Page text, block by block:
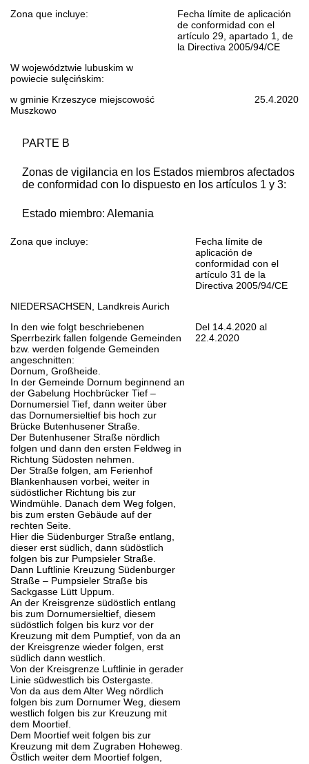
Zona que incluye:
Fecha límite de aplicación
de conformidad con el
artículo 29, apartado 1, de
la Directiva 2005/94/CE
W województwie lubuskim w
powiecie sulęcińskim:
w gminie Krzeszyce miejscowość
Muszkowo
25.4.2020
PARTE B
Zonas de vigilancia en los Estados miembros afectados
de conformidad con lo dispuesto en los artículos 1 y 3:
Estado miembro: Alemania
Zona que incluye:
Fecha límite de
aplicación de
conformidad con el
artículo 31 de la
Directiva 2005/94/CE
NIEDERSACHSEN, Landkreis Aurich
In den wie folgt beschriebenen
Sperrbezirk fallen folgende Gemeinden
bzw. werden folgende Gemeinden
angeschnitten:
Dornum, Großheide.
In der Gemeinde Dornum beginnend an
der Gabelung Hochbrücker Tief –
Dornumersiel Tief, dann weiter über
das Dornumersieltief bis hoch zur
Brücke Butenhusener Straße.
Der Butenhusener Straße nördlich
folgen und dann den ersten Feldweg in
Richtung Südosten nehmen.
Der Straße folgen, am Ferienhof
Blankenhausen vorbei, weiter in
südöstlicher Richtung bis zur
Windmühle. Danach dem Weg folgen,
bis zum ersten Gebäude auf der
rechten Seite.
Hier die Südenburger Straße entlang,
dieser erst südlich, dann südöstlich
folgen bis zur Pumpsieler Straße.
Dann Luftlinie Kreuzung Südenburger
Straße – Pumpsieler Straße bis
Sackgasse Lütt Uppum.
An der Kreisgrenze südöstlich entlang
bis zum Dornumersieltief, diesem
südöstlich folgen bis kurz vor der
Kreuzung mit dem Pumptief, von da an
der Kreisgrenze wieder folgen, erst
südlich dann westlich.
Von der Kreisgrenze Luftlinie in gerader
Linie südwestlich bis Ostergaste.
Von da aus dem Alter Weg nördlich
folgen bis zum Dornumer Weg, diesem
westlich folgen bis zur Kreuzung mit
dem Moortief.
Dem Moortief weit folgen bis zur
Kreuzung mit dem Zugraben Hoheweg.
Östlich weiter dem Moortief folgen,
Del 14.4.2020 al
22.4.2020